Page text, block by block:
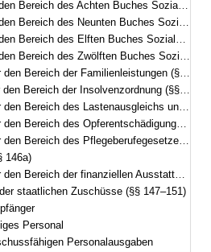
– Kinder- und Jugendhilfe – und für weitere Regelungen des Kinder- und Jugendhilferechts (§§ 22–40f)
– Rehabilitation und Teilhabe Menschen mit Behinderungen – (§§ 41–41h)
Buches Sozialgesetzbuch – Soziale Pflegeversicherung – (§§ 42–94)
Zwölften Buches Sozialgesetzbuch – Sozialhilfe – (§§ 98–101)
der Familienleistungen (§§ 102–103)
Bereich der Insolvenzordnung (§§ 104–113)
Lastenausgleichs und des Flüchtlingswesens (§§ 114–133a)
des Opferentschädigungsgesetzes (§§ 134–135)
des Pflegeberufegesetzes (§§ 136–146)
146a)
von Betreuungsvereinen zur Wahrnehmung von Querschnittsaufgaben (§§ 147–153)
staatlichen Zuschüsse (§§ 147–151)
Personal
Personalausgaben